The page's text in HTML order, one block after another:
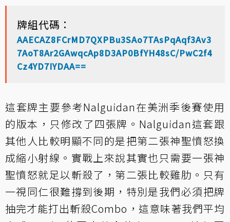
牌組代碼：
AAECAZ8FCrMD7QXPBu3SAo7TAsPqAqf3Av3
7AoT8Ar2GAwqcAp8D3AP0BfYH48sC/PwC2f4
Cz4YD7IYDAA==
這套牌主要參考Nalguidan在美洲季後賽使用
的版本，只修改了四張牌。Nalguidan這套跟
其他人比較明顯不同的是把第二張神聖憤怒換
成縮小射線。實戰上來說其實也只需要一張神
聖憤怒就足以斬殺了，第二張比較雞肋。只有
一視同仁很難撐到後期，特別是我們必須把牌
抽完才能打出斬殺Combo，這意味著我們平均